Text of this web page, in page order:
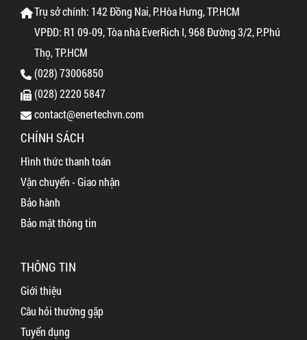
Trụ sở chính: 142 Đồng Nai, P.Hòa Hưng, TP.HCM
VPĐD: R1 09-09, Tòa nhà EverRich I, 968 Đường 3/2, P.Phú
Thọ, TP.HCM
(028) 73006850
(028) 2220 5847
contact@enertechvn.com
CHÍNH SÁCH
Hình thức thanh toán
Vận chuyển - Giao nhận
Bảo hành
Bảo mật thông tin
THÔNG TIN
Giới thiệu
Câu hỏi thường gặp
Tuyển dụng